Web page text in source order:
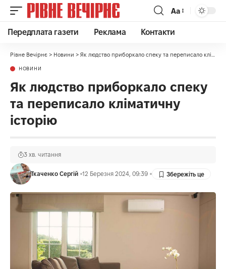
Аа
Передплата газети Реклама Контакти
Рівне Вечірнє > Новини > Як людство приборкало спеку та переписало кліматичну історію
НОВИНИ
Як людство приборкало спеку
та переписало кліматичну
історію
Ткаченко Сергій 12 Березня 2024, 09:39
3 хв. читання